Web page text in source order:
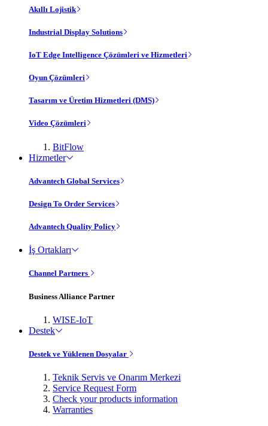
Akıllı Lojistik
Industrial Display Solutions
IoT Edge Intelligence Çözümleri ve Hizmetleri
Oyun Çözümleri
Tasarım ve Üretim Hizmetleri (DMS)
Video Çözümleri
BitFlow
Hizmetler
Advantech Global Services
Design To Order Services
Advantech Quality Policy
İş Ortakları
Channel Partners
Business Alliance Partner
WISE-IoT
Destek
Destek ve Yüklenen Dosyalar
Teknik Servis ve Onarım Merkezi
Service Request Form
Check your products information
Warranties